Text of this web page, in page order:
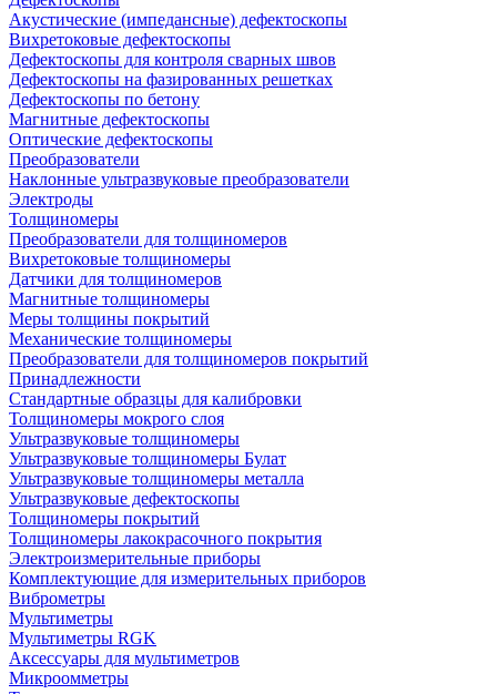
Акустические (импедансные) дефектоскопы
Вихретоковые дефектоскопы
Дефектоскопы для контроля сварных швов
Дефектоскопы на фазированных решетках
Дефектоскопы по бетону
Магнитные дефектоскопы
Оптические дефектоскопы
Преобразователи
Наклонные ультразвуковые преобразователи
Электроды
Толщиномеры
Преобразователи для толщиномеров
Вихретоковые толщиномеры
Датчики для толщиномеров
Магнитные толщиномеры
Меры толщины покрытий
Механические толщиномеры
Преобразователи для толщиномеров покрытий
Принадлежности
Стандартные образцы для калибровки
Толщиномеры мокрого слоя
Ультразвуковые толщиномеры
Ультразвуковые толщиномеры Булат
Ультразвуковые толщиномеры металла
Ультразвуковые дефектоскопы
Толщиномеры покрытий
Толщиномеры лакокрасочного покрытия
Электроизмерительные приборы
Комплектующие для измерительных приборов
Виброметры
Мультиметры
Мультиметры RGK
Аксессуары для мультиметров
Микроомметры